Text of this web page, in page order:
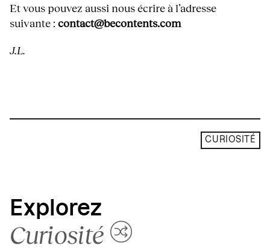
Et vous pouvez aussi nous écrire à l’adresse
suivante : contact@becontents.com
J.L.
CURIOSITÉ
Explorez
Curiosité